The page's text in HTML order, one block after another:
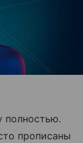
полностью.
прописаны